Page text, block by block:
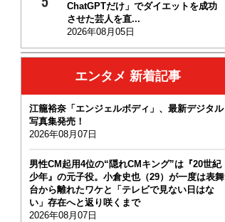
ChatGPTだけ」でダイエットを成功
させた芸人を直...
2026年08月05日
エンタメ 新着記事
江籠裕奈「エンジェルボディ」、最新デジタル
写真集発売！
2026年08月07日
男性CM起用4位の“隠れCMキング”は『20世紀
少年』の元子役。小倉史也（29）が一度は表舞
台から離れたワケと「テレビで見ない日はな
い」存在へと返り咲くまで
2026年08月07日